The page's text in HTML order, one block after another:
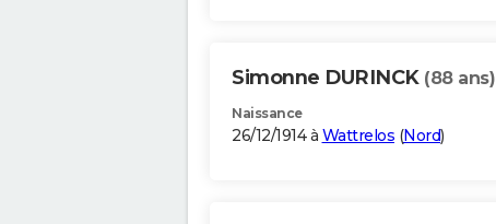
Simonne DURINCK (88 ans)
Naissance
26/12/1914 à Wattrelos (Nord)